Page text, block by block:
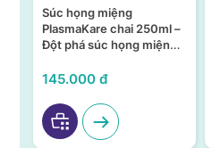
Súc họng miệng
PlasmaKare chai 250ml –
Đột phá súc họng miệng
145.000 đ